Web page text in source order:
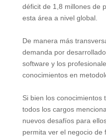
déficit de 1,8 millones de
esta área a nivel global.
De manera más
demanda por
software y los
conocimientos en
Si bien los conocimientos
todos los cargos
nuevos desafíos para
permita ver el negocio de